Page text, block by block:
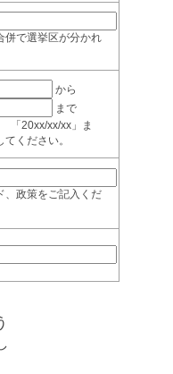
で選挙区が分かれ
から
まで
20xx/xx/xx」ま
ください。
政策をご記入くだ